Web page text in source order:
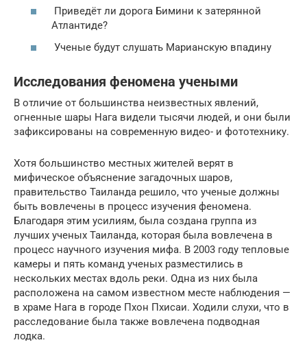
Приведёт ли дорога Бимини к затерянной
Атлантиде?
Ученые будут слушать Марианскую впадину
Исследования феномена учеными
В отличие от большинства неизвестных явлений,
огненные шары Нага видели тысячи людей, и они были
зафиксированы на современную видео- и фототехнику.
Хотя большинство местных жителей верят в
мифическое объяснение загадочных шаров,
правительство Таиланда решило, что ученые должны
быть вовлечены в процесс изучения феномена.
Благодаря этим усилиям, была создана группа из
лучших ученых Таиланда, которая была вовлечена в
процесс научного изучения мифа. В 2003 году тепловые
камеры и пять команд ученых разместились в
нескольких местах вдоль реки. Одна из них была
расположена на самом известном месте наблюдения —
в храме Нага в городе Пхон Пхисаи. Ходили слухи, что в
расследование была также вовлечена подводная
лодка.